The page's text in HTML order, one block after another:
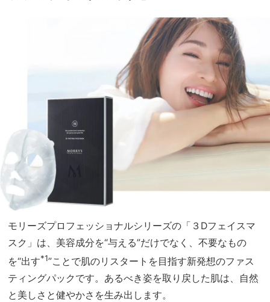
モリーズプロフェッショナルシリーズの「３Dフェイスマ
スク」は、美容成分を“与える”だけでなく、不要なもの
を“出す*1”ことで肌のリスタートを目指す新発想のファス
ティングパックです。あるべき姿を取り戻した肌は、自然
と美しさと健やかさを生み出します。